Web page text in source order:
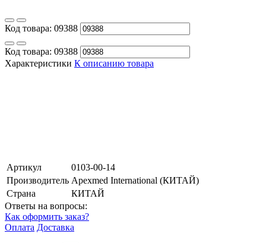
Код товара: 09388
Код товара: 09388
Характеристики К описанию товара
Артикул
0103-00-14
Производитель Apexmed International (КИТАЙ)
Страна
КИТАЙ
Ответы на вопросы:
Как оформить заказ?
Оплата Доставка